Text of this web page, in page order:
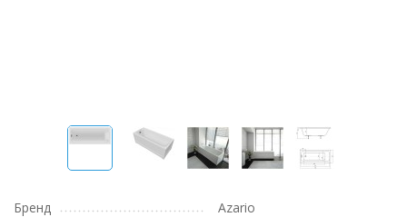
Бренд
Azario